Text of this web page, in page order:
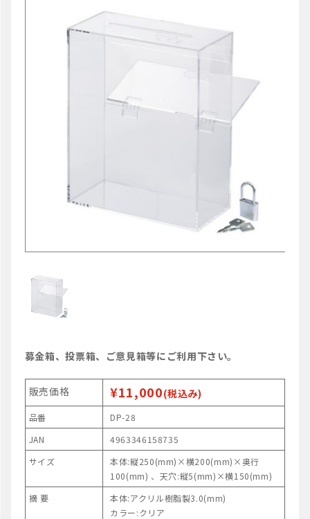
募金箱、投票箱、ご意見箱等にご利用下さい。
販売価格 ¥11,000(税込み)
品番
DP-28
JAN
4963346158735
サイズ
本体:縦250(mm)×横200(mm)×奥行
100(mm) 、天穴:縦5(mm)×横150(mm)
摘 要
本体:アクリル樹脂製3.0(mm)
カラー:クリア